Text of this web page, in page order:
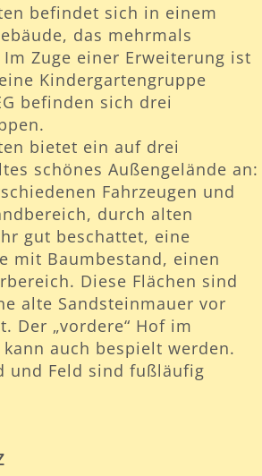
befindet sich in einem
das mehrmals
Zuge einer Erweiterung ist
Kindergartengruppe
befinden sich drei
bietet ein auf drei
schönes Außengelände an:
Fahrzeugen und
durch alten
gut beschattet, eine
mit Baumbestand, einen
Diese Flächen sind
alte Sandsteinmauer vor
Der „vordere“ Hof im
auch bespielt werden.
und Feld sind fußläufig